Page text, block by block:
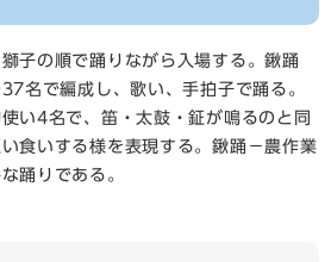
子の順で踊りながら入場する。鍬踊
名で編成し、歌い、手拍子で踊る。
い4名で、笛・太鼓・鉦が鳴るのと同
食いする様を表現する。鍬踊－農作業
踊りである。